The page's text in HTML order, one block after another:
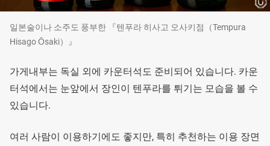
일본술이나 소주도 풍부한 『텐푸라 히사고 오사키점（Tempura
Hisago Ōsaki）』
가게내부는 독실 외에 카운터석도 준비되어 있습니다. 카운
터석에서는 눈앞에서 장인이 텐푸라를 튀기는 모습을 볼 수
있습니다.
여러 사람이 이용하기에도 좋지만, 특히 추천하는 이용 장면